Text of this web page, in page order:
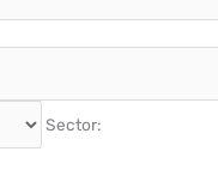
Sector: